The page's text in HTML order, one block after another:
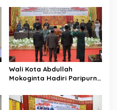
2029
Wali Kota Abdullah
Mokoginta Hadiri Paripurna
Pimpinan DPRD
Kotamobagu